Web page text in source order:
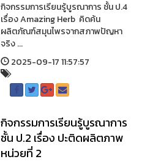
กิจกรรมการเรียนรู้บูรณาการ ชั้น ป.4
เรื่อง Amazing Herb คิดค้น
ผลิตภัณฑ์สมุนไพรจากสภาพปัญหา
จริง ...
2025-09-17 11:57:57
กิจกรรมการเรียนรู้บูรณาการ
ชั้น ป.2 เรื่อง ปะติดผลิตภาพ
หน่วยที่ 2